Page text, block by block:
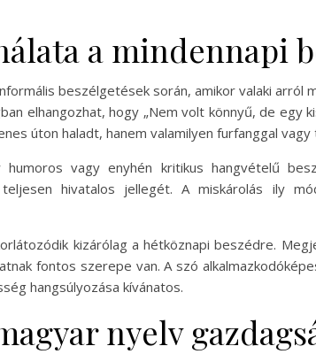
a mindennapi
beszélgetések során, amikor valaki arról
elhangozhat, hogy „Nem volt könnyű, de egy
úton haladt, hanem valamilyen furfanggal
vagy enyhén kritikus hangvételű
hivatalos jellegét. A miskárolás ily
kizárólag a hétköznapi beszédre.
fontos szerepe van. A szó
hangsúlyozása kívánatos.
nyelv